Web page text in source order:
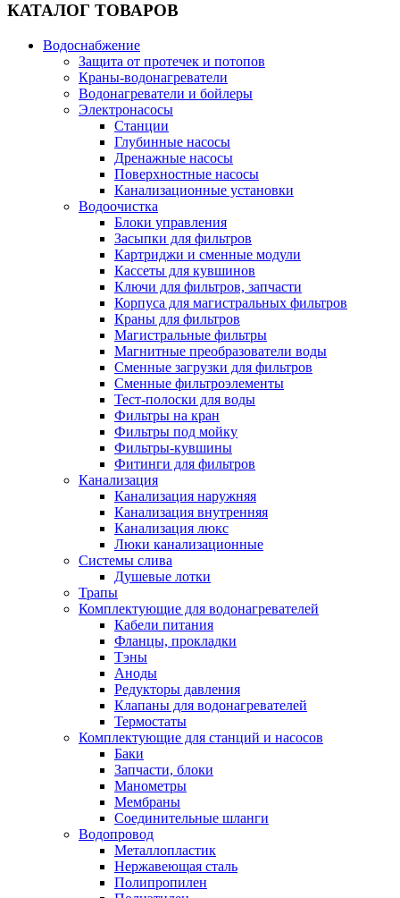
Строительные товары
Все для бани
Полезные статьи
Новости и Акции
Оплата и доставка
Сервис-центр
Адреса Сервис-центров
Условия возврата товара
Обмен и возврат товара
Вакансии
КАТАЛОГ ТОВАРОВ
Водоснабжение
Защита от протечек и потопов
Краны-водонагреватели
Водонагреватели и бойлеры
Электронасосы
Станции
Глубинные насосы
Дренажные насосы
Поверхностные насосы
Канализационные установки
Водоочистка
Блоки управления
Засыпки для фильтров
Картриджи и сменные модули
Кассеты для кувшинов
Ключи для фильтров, запчасти
Корпуса для магистральных фильтров
Краны для фильтров
Магистральные фильтры
Магнитные преобразователи воды
Сменные загрузки для фильтров
Сменные фильтроэлементы
Тест-полоски для воды
Фильтры на кран
Фильтры под мойку
Фильтры-кувшины
Фитинги для фильтров
Канализация
Канализация наружняя
Канализация внутренняя
Канализация люкс
Люки канализационные
Системы слива
Душевые лотки
Трапы
Комплектующие для водонагревателей
Кабели питания
Фланцы, прокладки
Тэны
Аноды
Редукторы давления
Клапаны для водонагревателей
Термостаты
Комплектующие для станций и насосов
Баки
Запчасти, блоки
Манометры
Мембраны
Соединительные шланги
Водопровод
Металлопластик
Нержавеющая сталь
Полипропилен